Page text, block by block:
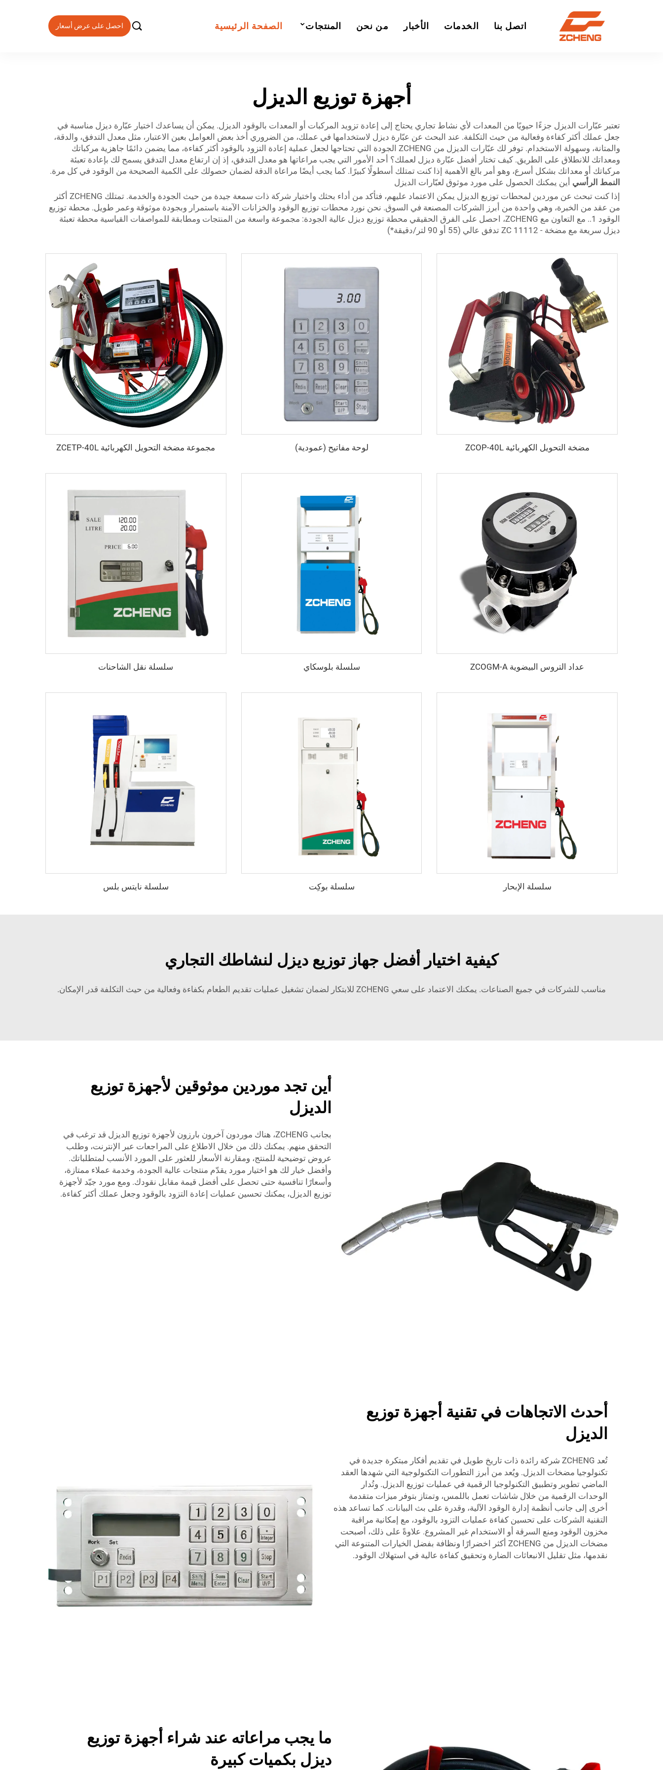
الصفحة الرئيسية المنتجات من نحن الأخبار الخدمات اتصل بنا  احصل على عرض أسعار
أجهزة توزيع الديزل
تعتبر عبّارات الديزل جزءًا حيويًا من المعدات لأي نشاط تجاري يحتاج إلى إعادة تزويد المركبات أو المعدات بالوقود الديزل. يمكن أن يساعدك اختيار عبّارة ديزل مناسبة في
جعل عملك أكثر كفاءة وفعالية من حيث التكلفة. عند البحث عن عبّارة ديزل لاستخدامها في عملك، من الضروري أخذ بعض العوامل بعين الاعتبار، مثل معدل التدفق، والدقة،
والمتانة، وسهولة الاستخدام. توفر لك عبّارات الديزل من ZCHENG الجودة التي تحتاجها لجعل عملية إعادة التزود بالوقود أكثر كفاءة، مما يضمن دائمًا جاهزية مركباتك
ومعداتك للانطلاق على الطريق. كيف تختار أفضل عبّارة ديزل لعملك؟ أحد الأمور التي يجب مراعاتها هو معدل التدفق، إذ إن ارتفاع معدل التدفق يسمح لك بإعادة تعبئة
مركباتك أو معداتك بشكل أسرع، وهو أمر بالغ الأهمية إذا كنت تمتلك أسطولًا كبيرًا. كما يجب أيضًا مراعاة الدقة لضمان حصولك على الكمية الصحيحة من الوقود في كل مرة.
النمط الرأسي أين يمكنك الحصول على مورد موثوق لعبّارات الديزل
إذا كنت تبحث عن موردين لمحطات توزيع الديزل يمكن الاعتماد عليهم، فتأكد من أداء بحثك واختيار شركة ذات سمعة جيدة من حيث الجودة والخدمة. تمتلك ZCHENG أكثر
من عقد من الخبرة، وهي واحدة من أبرز الشركات المصنعة في السوق. نحن نورد محطات توزيع الوقود والخزانات الآمنة باستمرار وبجودة موثوقة وعمر طويل. محطة توزيع
الوقود 1.. مع التعاون مع ZCHENG، احصل على الفرق الحقيقي
محطة توزيع ديزل عالية الجودة: مجموعة واسعة من المنتجات ومطابقة للمواصفات القياسية محطة تعبئة
ديزل سريعة مع مضخة - ZC 11112 تدفق عالي (55 أو 90 لتر/دقيقة*)
مضخة التحويل الكهربائية ZCOP-40L لوحة مفاتيح (عمودية) مجموعة مضخة التحويل الكهربائية ZCETP-40L
عداد التروس البيضوية ZCOGM-A سلسلة بلوسكاي سلسلة نقل الشاحنات
سلسلة الإبحار سلسلة بوكِت سلسلة نايتس بلس
كيفية اختيار أفضل جهاز توزيع ديزل لنشاطك التجاري
مناسب للشركات في جميع الصناعات. يمكنك الاعتماد على سعي ZCHENG للابتكار لضمان تشغيل عمليات تقديم الطعام بكفاءة وفعالية من حيث التكلفة قدر الإمكان.
أين تجد موردين موثوقين لأجهزة توزيع
الديزل
بجانب ZCHENG، هناك موردون آخرون بارزون لأجهزة توزيع الديزل قد ترغب في
التحقق منهم. يمكنك ذلك من خلال الاطلاع على المراجعات عبر الإنترنت، وطلب
عروض توضيحية للمنتج، ومقارنة الأسعار للعثور على المورد الأنسب لمتطلباتك.
وأفضل خيار لك هو اختيار مورد يقدّم منتجات عالية الجودة، وخدمة عملاء ممتازة،
وأسعارًا تنافسية حتى تحصل على أفضل قيمة مقابل نقودك. ومع مورد جيّد لأجهزة
توزيع الديزل، يمكنك تحسين عمليات إعادة التزود بالوقود وجعل عملك أكثر كفاءة.
أحدث الاتجاهات في تقنية أجهزة توزيع
الديزل
تُعد ZCHENG شركة رائدة ذات تاريخ طويل في تقديم أفكار مبتكرة جديدة في
تكنولوجيا مضخات الديزل. ويُعد من أبرز التطورات التكنولوجية التي شهدها العقد
الماضي تطوير وتطبيق التكنولوجيا الرقمية في عمليات توزيع الديزل. وتُدار
الوحدات الرقمية من خلال شاشات تعمل باللمس، وتمتاز بتوفر ميزات متقدمة
أخرى إلى جانب أنظمة إدارة الوقود الآلية، وقدرة على بث البيانات. كما تساعد هذه
التقنية الشركات على تحسين كفاءة عمليات التزود بالوقود، مع إمكانية مراقبة
مخزون الوقود ومنع السرقة أو الاستخدام غير المشروع. علاوةً على ذلك، أصبحت
مضخات الديزل من ZCHENG أكثر اخضرارًا ونظافة بفضل الخيارات المتنوعة التي
نقدمها، مثل تقليل الانبعاثات الضارة وتحقيق كفاءة عالية في استهلاك الوقود.
ما يجب مراعاته عند شراء أجهزة توزيع
ديزل بكميات كبيرة